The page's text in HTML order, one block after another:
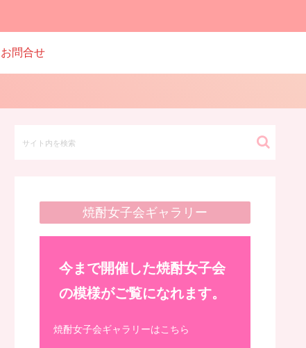
お問合せ
焼酎女子会ギャラリー
今まで開催した焼酎女子会
の模様がご覧になれます。
焼酎女子会ギャラリーはこちら